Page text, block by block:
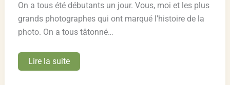
On a tous été débutants un jour. Vous, moi et les plus
grands photographes qui ont marqué l’histoire de la
photo. On a tous tâtonné…
N’ayez
pas
Lire la suite